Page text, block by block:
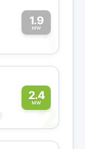
1.9
MW1
2.4
MW2